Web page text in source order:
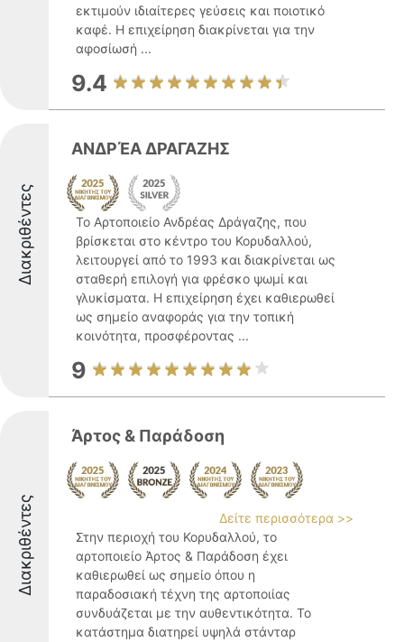
εκτιμούν ιδιαίτερες γεύσεις και ποιοτικό
καφέ. Η επιχείρηση διακρίνεται για την
αφοσίωσή ...
9.4
Διακριθέντες
ΑΝΔΡΈΑ ΔΡΑΓΑΖΗΣ
Το Αρτοποιείο Ανδρέας Δράγαζης, που
βρίσκεται στο κέντρο του Κορυδαλλού,
λειτουργεί από το 1993 και διακρίνεται ως
σταθερή επιλογή για φρέσκο ψωμί και
γλυκίσματα. Η επιχείρηση έχει καθιερωθεί
ως σημείο αναφοράς για την τοπική
κοινότητα, προσφέροντας ...
9
Διακριθέντες
Άρτος & Παράδοση
Δείτε περισσότερα >>
Στην περιοχή του Κορυδαλλού, το
αρτοποιείο Άρτος & Παράδοση έχει
καθιερωθεί ως σημείο όπου η
παραδοσιακή τέχνη της αρτοποιίας
συνδυάζεται με την αυθεντικότητα. Το
κατάστημα διατηρεί υψηλά στάνταρ